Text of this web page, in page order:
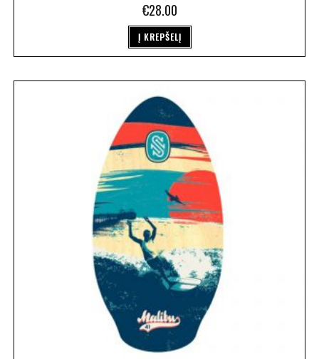
€28.00
Į KREPŠELĮ